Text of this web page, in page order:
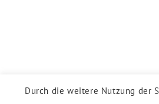
Durch die weitere Nutzung der